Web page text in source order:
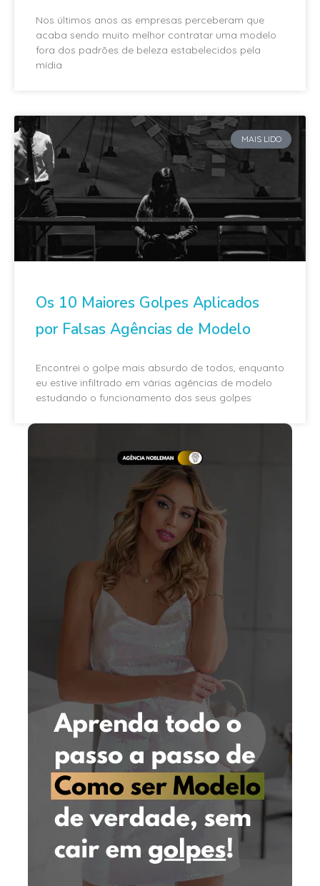
Nos últimos anos as empresas perceberam que
acaba sendo muito melhor contratar uma modelo
fora dos padrões de beleza estabelecidos pela
mídia
MAIS LIDO
Os 10 Maiores Golpes Aplicados
por Falsas Agências de Modelo
Encontrei o golpe mais absurdo de todos, enquanto
eu estive infiltrado em várias agências de modelo
estudando o funcionamento dos seus golpes